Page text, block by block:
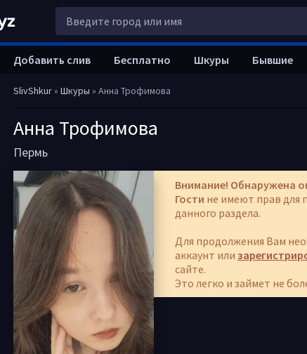
SlivShkur» Шкуры » Анна Трофимова
Анна Трофимова
Пермь
Внимание! Обнаружена
Гости не имеют прав для
данного раздела.
Для продолжения Вам
аккаунт или
сайте.
Это легко и займет не
Добавить слив Бесплатно Шкуры Бывшие